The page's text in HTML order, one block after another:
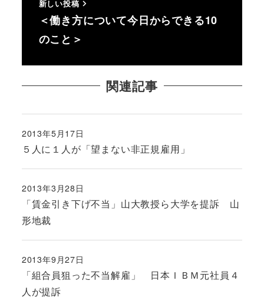
新しい投稿
＜働き方について今日からできる10
のこと＞
関連記事
５人に１人が「望まない非正規雇用」
投稿日
2013年5月17日
「賃金引き下げ不当」山大教授ら大学を提訴 山
形地裁
投稿日
2013年3月28日
「組合員狙った不当解雇」 日本ＩＢＭ元社員４
人が提訴
投稿日
2013年9月27日